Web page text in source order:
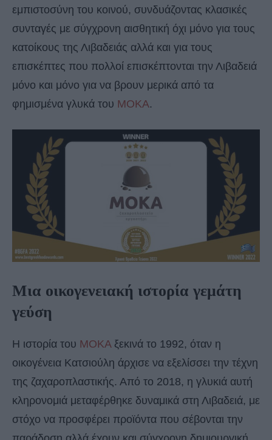
εμπιστοσύνη του κοινού, συνδυάζοντας κλασικές
συνταγές με σύγχρονη αισθητική όχι μόνο για τους
κατοίκους της Λιβαδειάς αλλά και για τους
επισκέπτες που πολλοί επισκέπτονται την Λιβαδειά
μόνο και μόνο για να βρουν μερικά από τα
φημισμένα γλυκά του ΜΟΚΑ.
Μια οικογενειακή ιστορία γεμάτη
γεύση
Η ιστορία του ΜΟΚΑ ξεκινά το 1992, όταν η
οικογένεια Κατσιούλη άρχισε να εξελίσσει την τέχνη
της ζαχαροπλαστικής. Από το 2018, η γλυκιά αυτή
κληρονομιά μεταφέρθηκε δυναμικά στη Λιβαδειά, με
στόχο να προσφέρει προϊόντα που σέβονται την